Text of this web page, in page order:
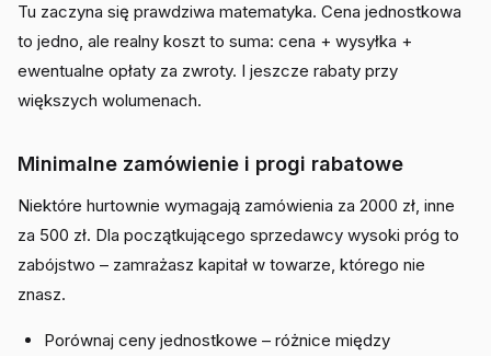
Tu zaczyna się prawdziwa matematyka. Cena jednostkowa
to jedno, ale realny koszt to suma: cena + wysyłka +
ewentualne opłaty za zwroty. I jeszcze rabaty przy
większych wolumenach.
Minimalne zamówienie i progi rabatowe
Niektóre hurtownie wymagają zamówienia za 2000 zł, inne
za 500 zł. Dla początkującego sprzedawcy wysoki próg to
zabójstwo – zamrażasz kapitał w towarze, którego nie
znasz.
Porównaj ceny jednostkowe – różnice między